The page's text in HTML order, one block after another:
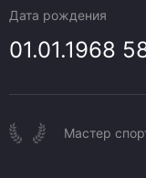
Дата рождения
01.01.1968
Мастер